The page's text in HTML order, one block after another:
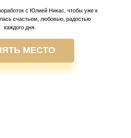
МЕСТО
с Юлией Никас, чтобы уже к
счастьем, любовью, радостью
каждого дня.